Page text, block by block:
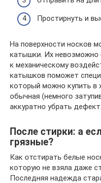
Простирнуть и
На поверхности носков
катышки. Их невозможно
к механическому
катышков поможет
который можно купить в
обычная (немного
аккуратно убрать дефект.
После стирки: а
грязные?
Как отстирать белые
которую не взяла даже
Последняя надежда